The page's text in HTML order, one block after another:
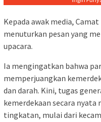
Kepada awak media,
menuturkan pesan yang
upacara.
Ia mengingatkan bahwa
memperjuangkan
dan darah. Kini, tugas
kemerdekaan secara nyata
tingkatan, mulai dari